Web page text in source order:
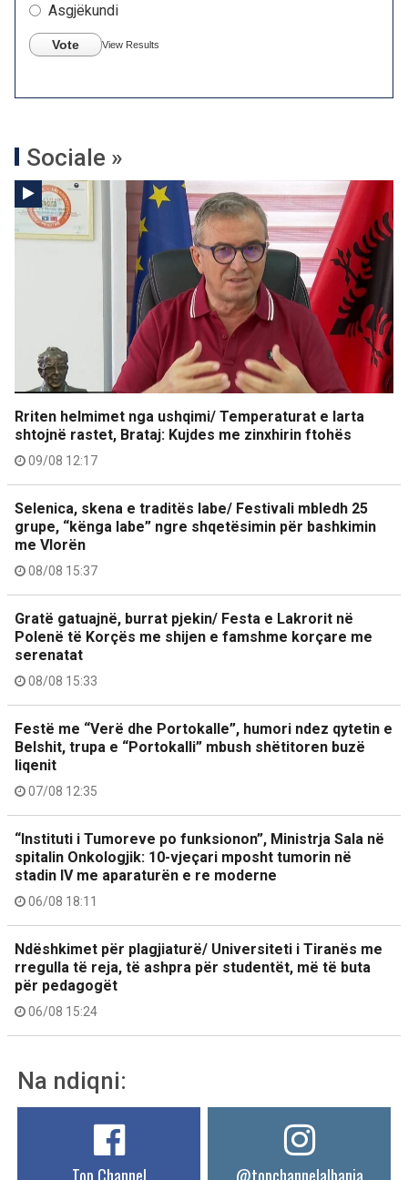
Asgjëkundi
Vote View Results
Sociale »
Rriten helmimet nga ushqimi/ Temperaturat e larta
shtojnë rastet, Brataj: Kujdes me zinxhirin ftohës
09/08 12:17
Selenica, skena e traditës labe/ Festivali mbledh 25
grupe, “kënga labe” ngre shqetësimin për bashkimin
me Vlorën
08/08 15:37
Gratë gatuajnë, burrat pjekin/ Festa e Lakrorit në
Polenë të Korçës me shijen e famshme korçare me
serenatat
08/08 15:33
Festë me “Verë dhe Portokalle”, humori ndez qytetin e
Belshit, trupa e “Portokalli” mbush shëtitoren buzë
liqenit
07/08 12:35
“Instituti i Tumoreve po funksionon”, Ministrja Sala në
spitalin Onkologjik: 10-vjeçari mposht tumorin në
stadin IV me aparaturën e re moderne
06/08 18:11
Ndëshkimet për plagjiaturë/ Universiteti i Tiranës me
rregulla të reja, të ashpra për studentët, më të buta
për pedagogët
06/08 15:24
Na ndiqni:
Top Channel @topchannelalbania